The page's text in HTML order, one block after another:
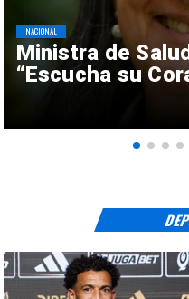
Ministra de
“Escucha su
NACIONAL